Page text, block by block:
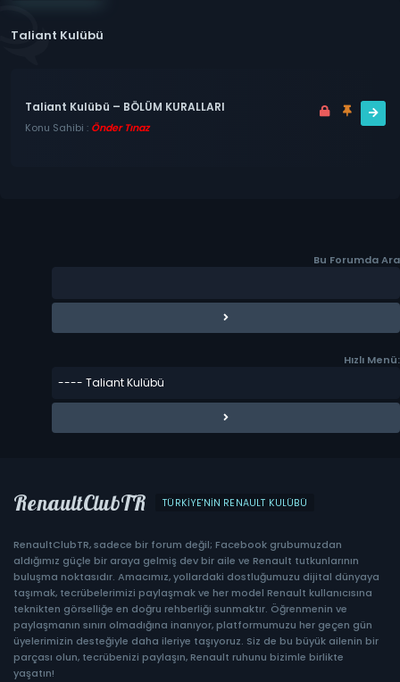
Taliant Kulübü
Taliant Kulübü – BÖLÜM KURALLARI
Konu Sahibi : Önder Tınaz
Bu Forumda Ara
Hızlı Menü:
RenaultClubTR TÜRKIYE'NIN RENAULT KULÜBÜ
RenaultClubTR, sadece bir forum değil; Facebook grubumuzdan
aldığımız güçle bir araya gelmiş dev bir aile ve Renault tutkunlarının
buluşma noktasıdır. Amacımız, yollardaki dostluğumuzu dijital dünyaya
taşımak, tecrübelerimizi paylaşmak ve her model Renault kullanıcısına
teknikten görselliğe en doğru rehberliği sunmaktır. Öğrenmenin ve
paylaşmanın sınırı olmadığına inanıyor, platformumuzu her geçen gün
üyelerimizin desteğiyle daha ileriye taşıyoruz. Siz de bu büyük ailenin bir
parçası olun, tecrübenizi paylaşın, Renault ruhunu bizimle birlikte
yaşatın!